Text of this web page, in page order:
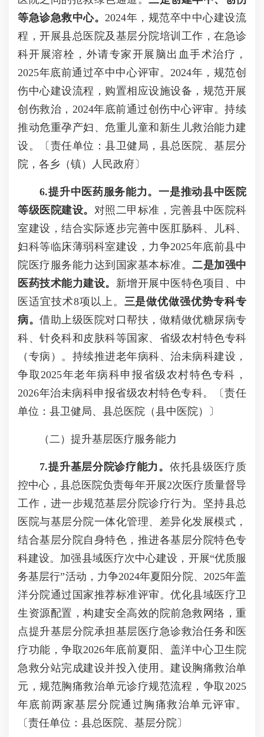
等急诊急救中心。2024年，规范卒中中心建设流
程，开展县总医院及基层分院培训工作，在急诊
科开展溶栓，外请专家开展脑出血手术治疗，
2025年底前通过卒中中心评审。2024年，规范创
伤中心建设流程，购置相应设施设备，规范开展
创伤救治，2024年底前通过创伤中心评审。持续
推动危重孕产妇、危重儿童和新生儿救治能力建
设。〔责任单位：县卫健局，县总医院、基层分
院，各乡（镇）人民政府〕
6.提升中医药服务能力。一是推动县中医院
等级医院建设。 对照二甲标准，完善县中医院科
室建设，结合实际逐步完善中医肛肠科、儿科、
妇科等临床薄弱科室建设，力争2025年底前县中
院医疗服务能力达到国家基本标准。 二是加强中
医药技术能力建设。 新增开展中医特色项目、中
医适宜技术8项以上。 三是做优做强优势专科专
病。 借助上级医院对口帮扶，做精做优糖尿病专
科、针灸科和皮肤科等国家、省级农村特色专科
（专病）。持续推进老年病科、治未病科建设，
争取2025年老年病科申报省级农村特色专科，
2026年治未病科申报省级农村特色专科。〔责任
单位：县卫健局、县总医院（县中医院）〕
（二）提升基层医疗服务能力
7.提升基层分院诊疗能力。 依托县级医疗质
控中心，县总医院负责每年开展2次医疗质量督导
工作，进一步规范基层分院诊疗行为。坚持县总
医院与基层分院一体化管理、差异化发展模式，
结合基层分院自身特色，推进各基层分院特色专
科建设。加强县域医疗次中心建设，开展“优质服
务基层行”活动，力争2024年夏阳分院、2025年盖
洋分院通过国家推荐标准评审。优化县域医疗卫
生资源配置，构建安全高效的院前急救网络，重
点提升基层分院承担基层医疗急诊救治任务和医
疗功能，争取2026年底前夏阳、盖洋中心卫生院
急救分站完成建设并投入使用。建设胸痛救治单
元，规范胸痛救治单元诊疗规范流程，争取2025
年底前两家基层分院通过胸痛救治单元评审。
〔责任单位：县总医院、基层分院〕